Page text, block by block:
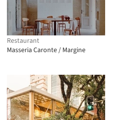
Restaurant
Masseria Caronte / Margine